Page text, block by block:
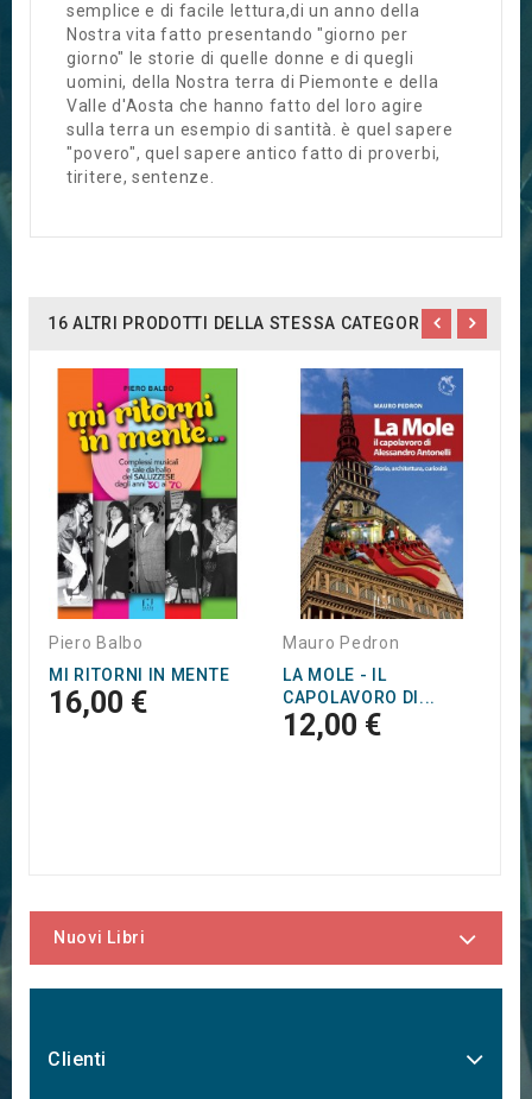
semplice e di facile lettura,di un anno della
Nostra vita fatto presentando "giorno per
giorno" le storie di quelle donne e di quegli
uomini, della Nostra terra di Piemonte e della
Valle d'Aosta che hanno fatto del loro agire
sulla terra un esempio di santità. è quel sapere
"povero", quel sapere antico fatto di proverbi,
tiritere, sentenze.
16 ALTRI PRODOTTI DELLA STESSA CATEGORIA:
Piero Balbo
MI RITORNI IN MENTE
16,00 €
Mauro Pedron
LA MOLE - IL
CAPOLAVORO DI...
12,00 €
Nuovi Libri
Clienti